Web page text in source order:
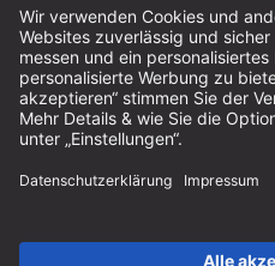
Impressum
AGB
Datenschutz
Cookie-Einstellungen
© 2026 sauter GmbH
* kostenloser Versand ab 150 Euro
Deutschlands für die Standard-